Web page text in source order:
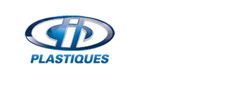
contenu